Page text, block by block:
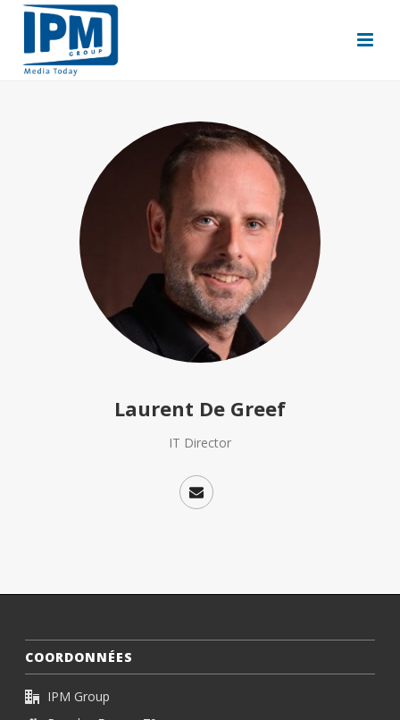
Laurent De Greef
IT Director
COORDONNÉES
IPM Group